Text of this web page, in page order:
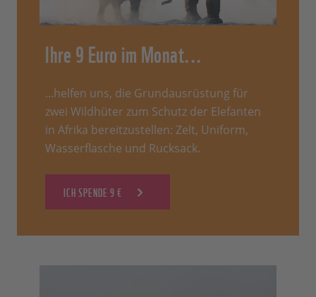
Ihre 9 Euro im Monat...
...helfen uns, die Grundausrüstung für
zwei Wildhüter zum Schutz der Elefanten
in Afrika bereitzustellen: Zelt, Uniform,
Wasserflasche und Rucksack.
ICH SPENDE 9 €